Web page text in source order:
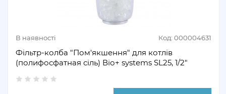
В наявності Код: 000004631
Фільтр-колба "Пом'якшення" для котлів
(полифосфатная сіль) Віо+ systems SL25, 1/2"